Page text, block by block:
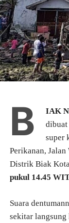
B IAK
dibuat
super
Perikanan,
Distrik Biak
pukul 14.45
Suara
sekitar